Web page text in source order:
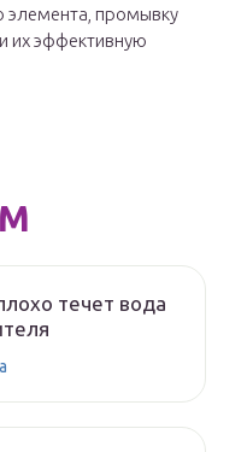
элемента, промывку
их эффективную
течет вода